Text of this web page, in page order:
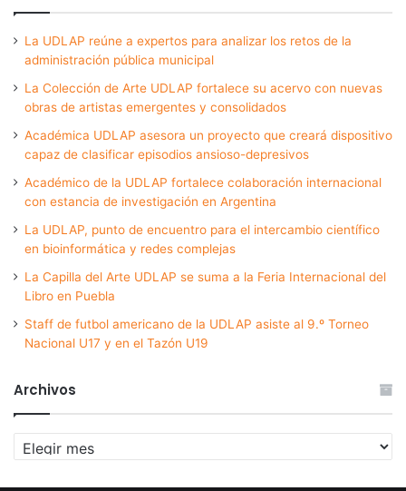
La UDLAP reúne a expertos para analizar los retos de la
administración pública municipal
La Colección de Arte UDLAP fortalece su acervo con nuevas
obras de artistas emergentes y consolidados
Académica UDLAP asesora un proyecto que creará dispositivo
capaz de clasificar episodios ansioso-depresivos
Académico de la UDLAP fortalece colaboración internacional
con estancia de investigación en Argentina
La UDLAP, punto de encuentro para el intercambio científico
en bioinformática y redes complejas
La Capilla del Arte UDLAP se suma a la Feria Internacional del
Libro en Puebla
Staff de futbol americano de la UDLAP asiste al 9.º Torneo
Nacional U17 y en el Tazón U19
Archivos
Archivos